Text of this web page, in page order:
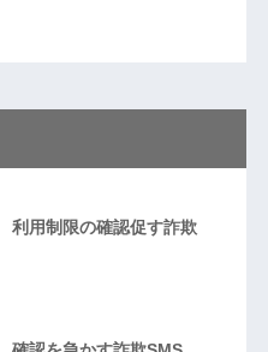
用制限の確認促す詐欺